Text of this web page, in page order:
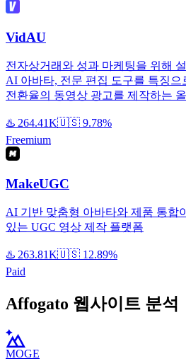
VidAU
전자상거래와 성과 마케팅을 위해
AI 아바타, 전문 편집 도구를 특징으
전환율의 동영상 광고를 제작하는
♨️ 264.41K🇺🇸 9.78%
Freemium
MakeUGC
AI 기반 맞춤형 아바타와 제품 통합
있는 UGC 영상 제작 플랫폼
♨️ 263.81K🇺🇸 12.89%
Paid
Affogato 웹사이트 분석
MOGE